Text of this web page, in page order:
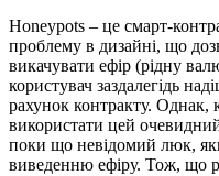
Honeypots – це смарт-
проблему в дизайні, що
викачувати ефір (рідну
користувач заздалегідь
рахунок контракту. Однак,
використати цей
поки що невідомий люк,
виведенню ефіру. Тож, що